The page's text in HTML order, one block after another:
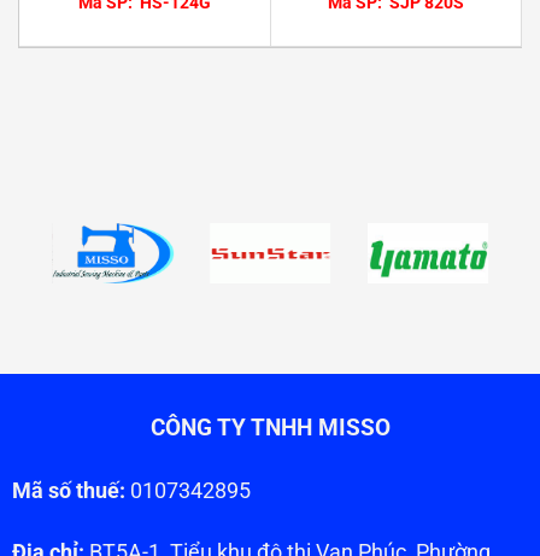
CÔNG TY TNHH MISSO
Mã số thuế: 0107342895